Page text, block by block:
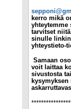
kerro mikä
yhteytemme
tarvitset
sinulle
yhteystieto-
Samaan
voit laittaa
sivustosta tai
kysymyksen